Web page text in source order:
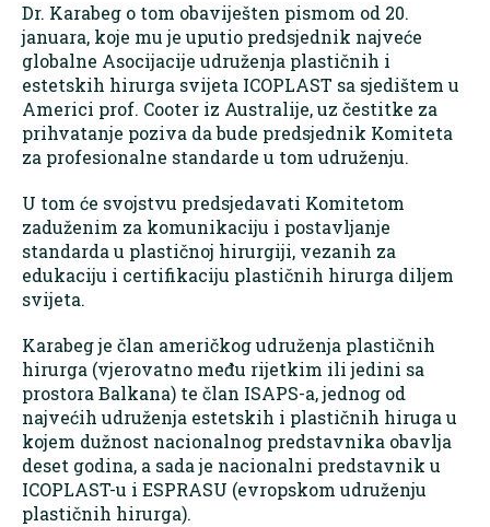
Dr. Karabeg o tom obaviješten pismom od 20.
januara, koje mu je uputio predsjednik najveće
globalne Asocijacije udruženja plastičnih i
estetskih hirurga svijeta ICOPLAST sa sjedištem u
Americi prof. Cooter iz Australije, uz čestitke za
prihvatanje poziva da bude predsjednik Komiteta
za profesionalne standarde u tom udruženju.
U tom će svojstvu predsjedavati Komitetom
zaduženim za komunikaciju i postavljanje
standarda u plastičnoj hirurgiji, vezanih za
edukaciju i certifikaciju plastičnih hirurga diljem
svijeta.
Karabeg je član američkog udruženja plastičnih
hirurga (vjerovatno među rijetkim ili jedini sa
prostora Balkana) te član ISAPS-a, jednog od
najvećih udruženja estetskih i plastičnih hiruga u
kojem dužnost nacionalnog predstavnika obavlja
deset godina, a sada je nacionalni predstavnik u
ICOPLAST-u i ESPRASU (evropskom udruženju
plastičnih hirurga).